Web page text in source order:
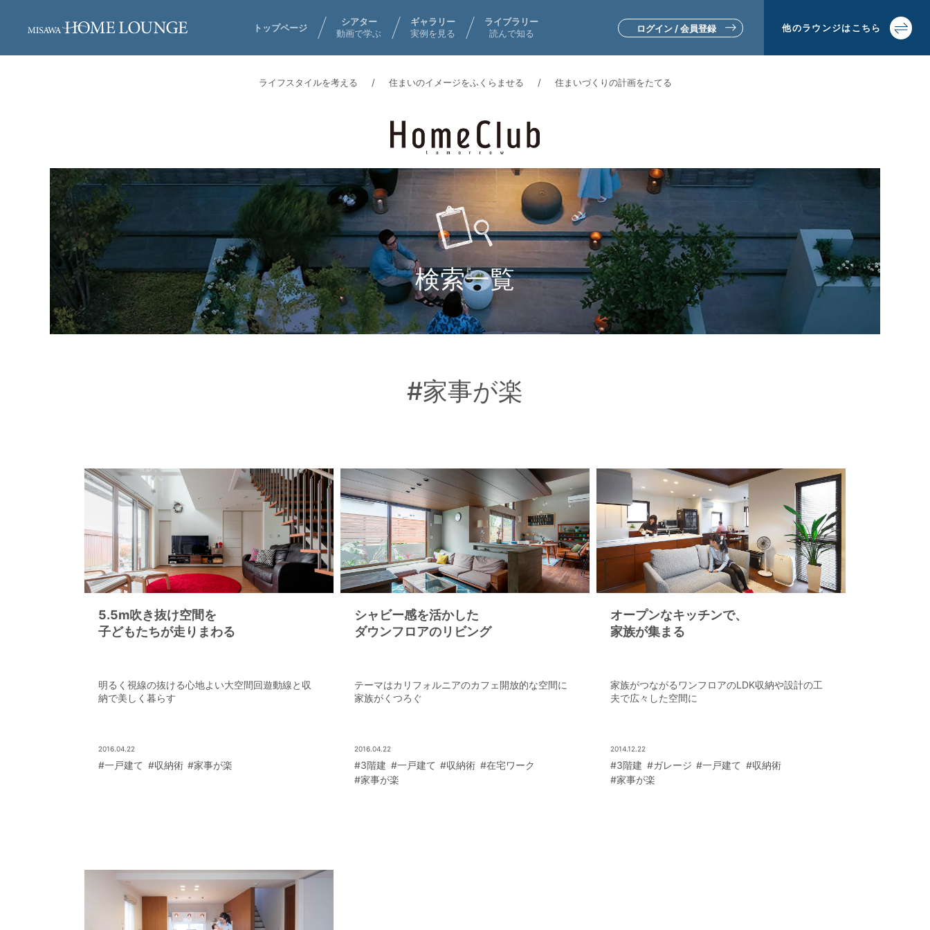
トップページ
シアター
動画で学ぶ
ギャラリー
実例を見る
ライブラリー
読んで知る
ログイン / 会員登録 他のラウンジはこちら
▼土地活用・賃貸経営をお考えの方
ライフスタイルを考える 住まいのイメージをふくらませる 住まいづくりの計画をたてる
検索一覧
#家事が楽
5.5m吹き抜け空間を
子どもたちが走りまわる
明るく視線の抜ける心地よい大空間回遊動線と収
納で美しく暮らす
2016.04.22
#一戸建て #収納術 #家事が楽
シャビー感を活かした
ダウンフロアのリビング
テーマはカリフォルニアのカフェ開放的な空間に
家族がくつろぐ
2016.04.22
#3階建 #一戸建て #収納術 #在宅ワーク
#家事が楽
オープンなキッチンで、
家族が集まる
家族がつながるワンフロアのLDK収納や設計の工
夫で広々した空間に
2014.12.22
#3階建 #ガレージ #一戸建て #収納術
#家事が楽